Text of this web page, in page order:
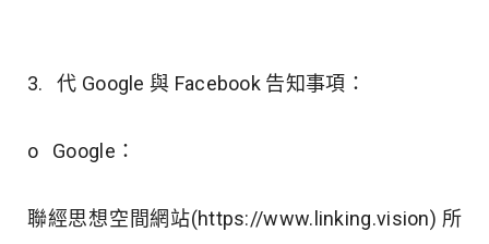
3. 代 Google 與 Facebook 告知事項：
o Google：
聯經思想空間網站(https://www.linking.vision) 所